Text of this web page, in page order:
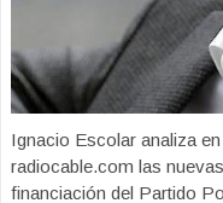
Ignacio Escolar analiza
radiocable.com las
financiación del Partido